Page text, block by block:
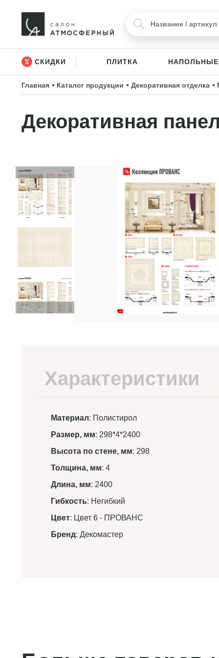
СКИДКИ ПЛИТКА
Главная Каталог продукции Декоративная отделка
Декоративная
Характеристики
Материал: Полистирол
Размер, мм: 298*4*2400
Высота по стене, мм: 298
Толщина, мм: 4
Длина, мм: 2400
Гибкость: Негибкий
Цвет: Цвет 6 - ПРОВАНС
Бренд: Декомастер